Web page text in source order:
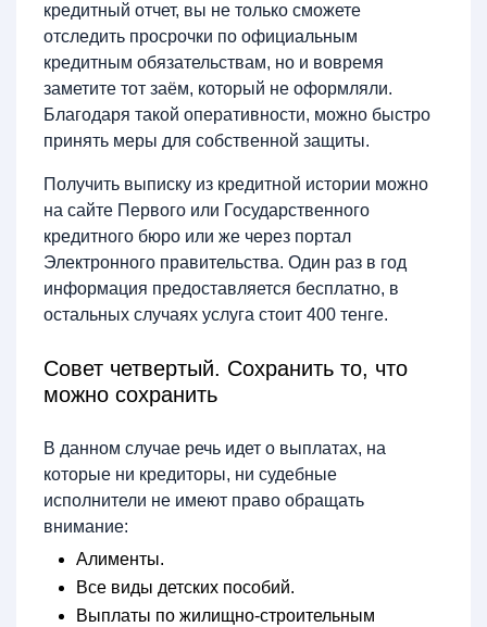
кредитный отчет, вы не только сможете
отследить просрочки по официальным
кредитным обязательствам, но и вовремя
заметите тот заём, который не оформляли.
Благодаря такой оперативности, можно быстро
принять меры для собственной защиты.
Получить выписку из кредитной истории можно
на сайте Первого или Государственного
кредитного бюро или же через портал
Электронного правительства. Один раз в год
информация предоставляется бесплатно, в
остальных случаях услуга стоит 400 тенге.
Совет четвертый. Сохранить то, что
можно сохранить
В данном случае речь идет о выплатах, на
которые ни кредиторы, ни судебные
исполнители не имеют право обращать
внимание:
Алименты.
Все виды детских пособий.
Выплаты по жилищно-строительным